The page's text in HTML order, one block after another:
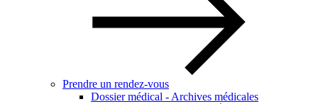
Prendre un rendez-vous
Dossier médical - Archives médicales